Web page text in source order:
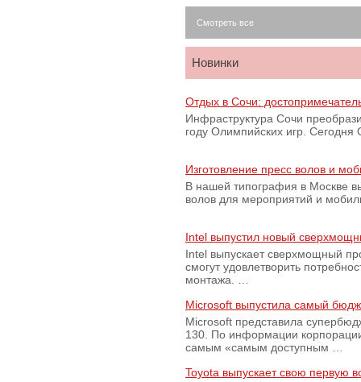
Смотреть все
Новинки
Отдых в Сочи:
Инфраструктура Сочи
году Олимпийских игр.
Изготовление пресс волов и
В нашей типография в Москве
волов для мероприятий и
Intel выпустил новый
Intel выпускает сверхмощный
смогут удовлетворить
монтажа. …
Microsoft выпустила самый
Microsoft представила
130. По информации
самым «самым доступным …
Toyota выпускает свою первую